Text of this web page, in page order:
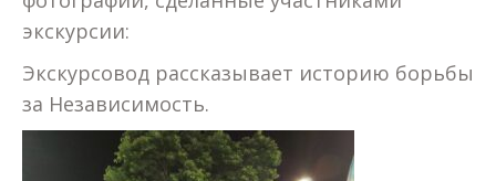
экскурсии:
Экскурсовод рассказывает историю борьбы
за Независимость.